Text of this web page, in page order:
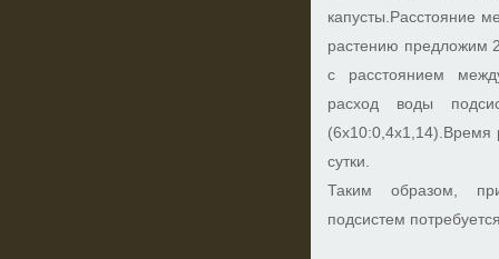
капусты.Расстояние
растению предложим
с расстоянием
расход воды
сутки.
Таким образом,
подсистем